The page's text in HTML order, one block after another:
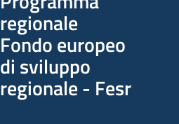
regionale
Fondo europeo
di sviluppo
regionale - Fesr